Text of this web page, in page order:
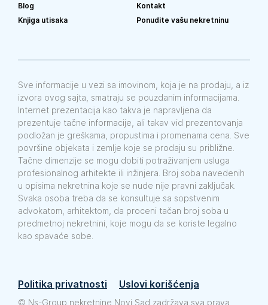
Blog
Kontakt
Knjiga utisaka
Ponudite vašu nekretninu
Sve informacije u vezi sa imovinom, koja je na prodaju, a iz
izvora ovog sajta, smatraju se pouzdanim informacijama.
Internet prezentacija kao takva je napravljena da
prezentuje tačne informacije, ali takav vid prezentovanja
podložan je greškama, propustima i promenama cena. Sve
površine objekata i zemlje koje se prodaju su približne.
Tačne dimenzije se mogu dobiti potraživanjem usluga
profesionalnog arhitekte ili inžinjera. Broj soba navedenih
u opisima nekretnina koje se nude nije pravni zaključak.
Svaka osoba treba da se konsultuje sa sopstvenim
advokatom, arhitektom, da proceni tačan broj soba u
predmetnoj nekretnini, koje mogu da se koriste legalno
kao spavaće sobe.
Politika privatnosti Uslovi korišćenja
© Ns-Group nekretnine Novi Sad zadržava sva prava